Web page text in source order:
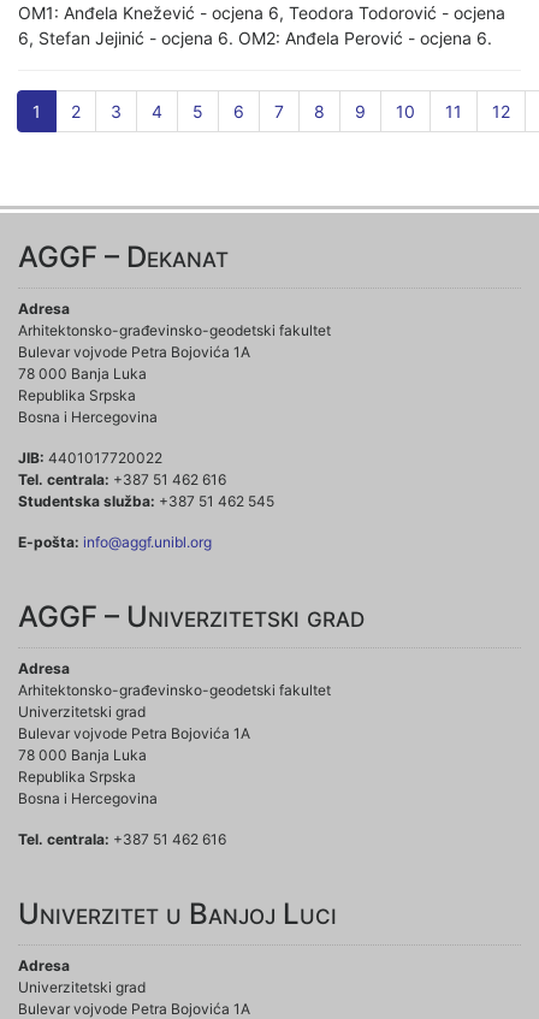
OM1: Anđela Knežević - ocjena 6, Teodora Todorović - ocjena
6, Stefan Jejinić - ocjena 6. OM2: Anđela Perović - ocjena 6.
1 2 3 4 5 6 7 8 9 10 11 12
AGGF – Dekanat
Adresa
Arhitektonsko-građevinsko-geodetski fakultet
Bulevar vojvode Petra Bojovića 1A
78 000 Banja Luka
Republika Srpska
Bosna i Hercegovina
JIB: 4401017720022
Tel. centrala: +387 51 462 616
Studentska služba: +387 51 462 545
E-pošta: info@aggf.unibl.org
AGGF – Univerzitetski grad
Adresa
Arhitektonsko-građevinsko-geodetski fakultet
Univerzitetski grad
Bulevar vojvode Petra Bojovića 1A
78 000 Banja Luka
Republika Srpska
Bosna i Hercegovina
Tel. centrala: +387 51 462 616
Univerzitet u Banjoj Luci
Adresa
Univerzitetski grad
Bulevar vojvode Petra Bojovića 1A